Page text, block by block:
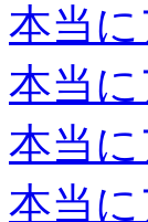
本当
本当
本当
本当